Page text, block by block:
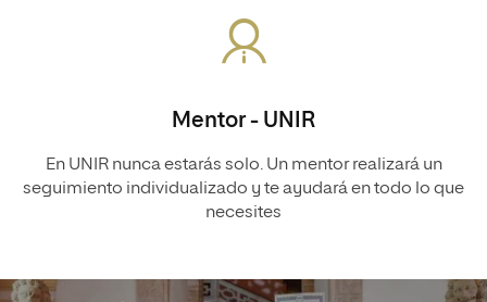
Mentor - UNIR
En UNIR nunca estarás solo. Un mentor realizará un
seguimiento individualizado y te ayudará en todo lo que
necesites